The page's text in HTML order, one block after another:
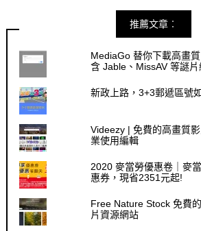
推薦文章︰
MediaGo 替你下載高畫
含 Jable、MissAV 等謎
新政上路，3+3郵遞區號
Videezy | 免費的高畫質
業使用編輯
2020 麥當勞優惠卷｜麥
惠券，現省2351元起!
Free Nature Stock 免費
片資源網站